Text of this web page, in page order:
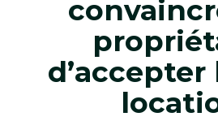
d’accepter